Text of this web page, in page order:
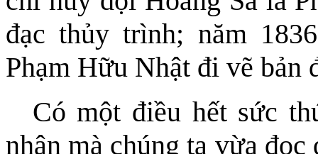
đạc thủy trình; năm
Phạm Hữu Nhật đi vẽ
Có một điều hết sức
nhân mà chúng ta vừa